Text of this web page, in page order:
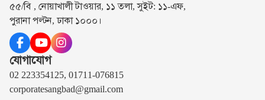
৫৫/বি , নোয়াখালী টাওয়ার, ১১ তলা, সুইট: ১১-এফ,
পুরানা পল্টন, ঢাকা ১০০০।
যোগাযোগ
02 223354125, 01711-076815
corporatesangbad@gmail.com